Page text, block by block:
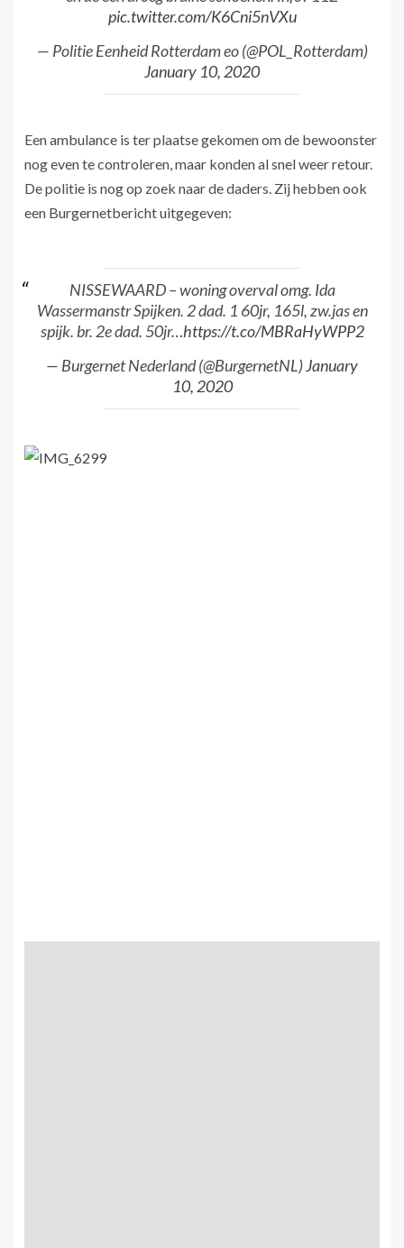
pic.twitter.com/K6Cni5nVXu
— Politie Eenheid Rotterdam eo (@POL_Rotterdam)
January 10, 2020
Een ambulance is ter plaatse gekomen om de bewoonster
nog even te controleren, maar konden al snel weer retour.
De politie is nog op zoek naar de daders. Zij hebben ook
een Burgernetbericht uitgegeven:
NISSEWAARD – woning overval omg. Ida
Wassermanstr Spijken. 2 dad. 1 60jr, 165l, zw.jas en
spijk. br. 2e dad. 50jr…https://t.co/MBRaHyWPP2
— Burgernet Nederland (@BurgernetNL)January
10, 2020